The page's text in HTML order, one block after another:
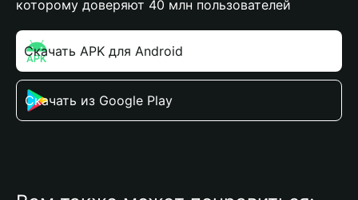
которому доверяют 40 млн пользователей
Скачать APK для Android
Скачать из Google Play